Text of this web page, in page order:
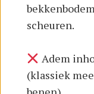
scheuren.
Adem
(klassiek